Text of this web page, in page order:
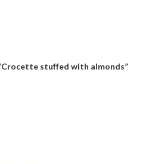
stuffed with almonds”